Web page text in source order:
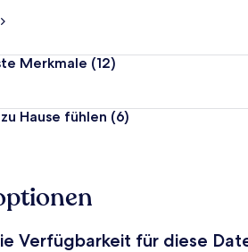
Merkmale (12)
Hause fühlen (6)
Verfügbarkeit für diese